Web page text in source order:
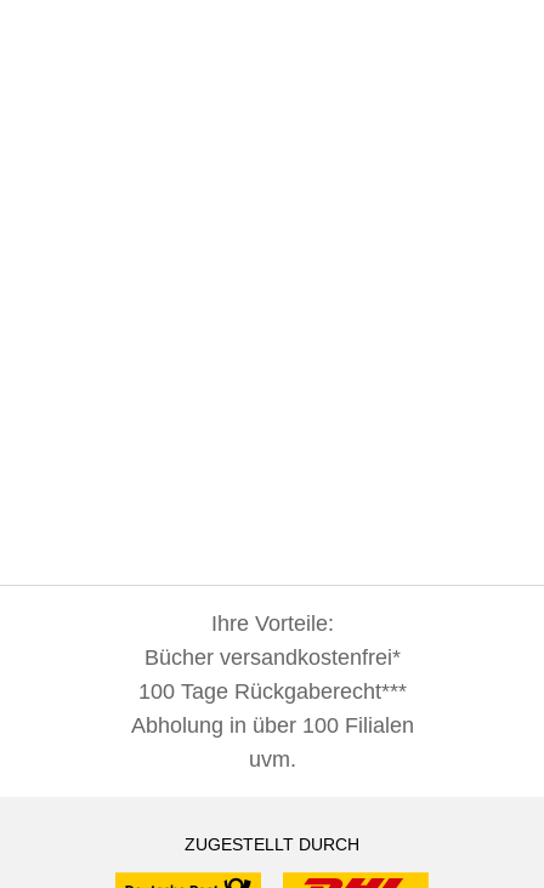
Ihre Vorteile:
Bücher versandkostenfrei*
100 Tage Rückgaberecht***
Abholung in über 100 Filialen
uvm.
ZUGESTELLT DURCH